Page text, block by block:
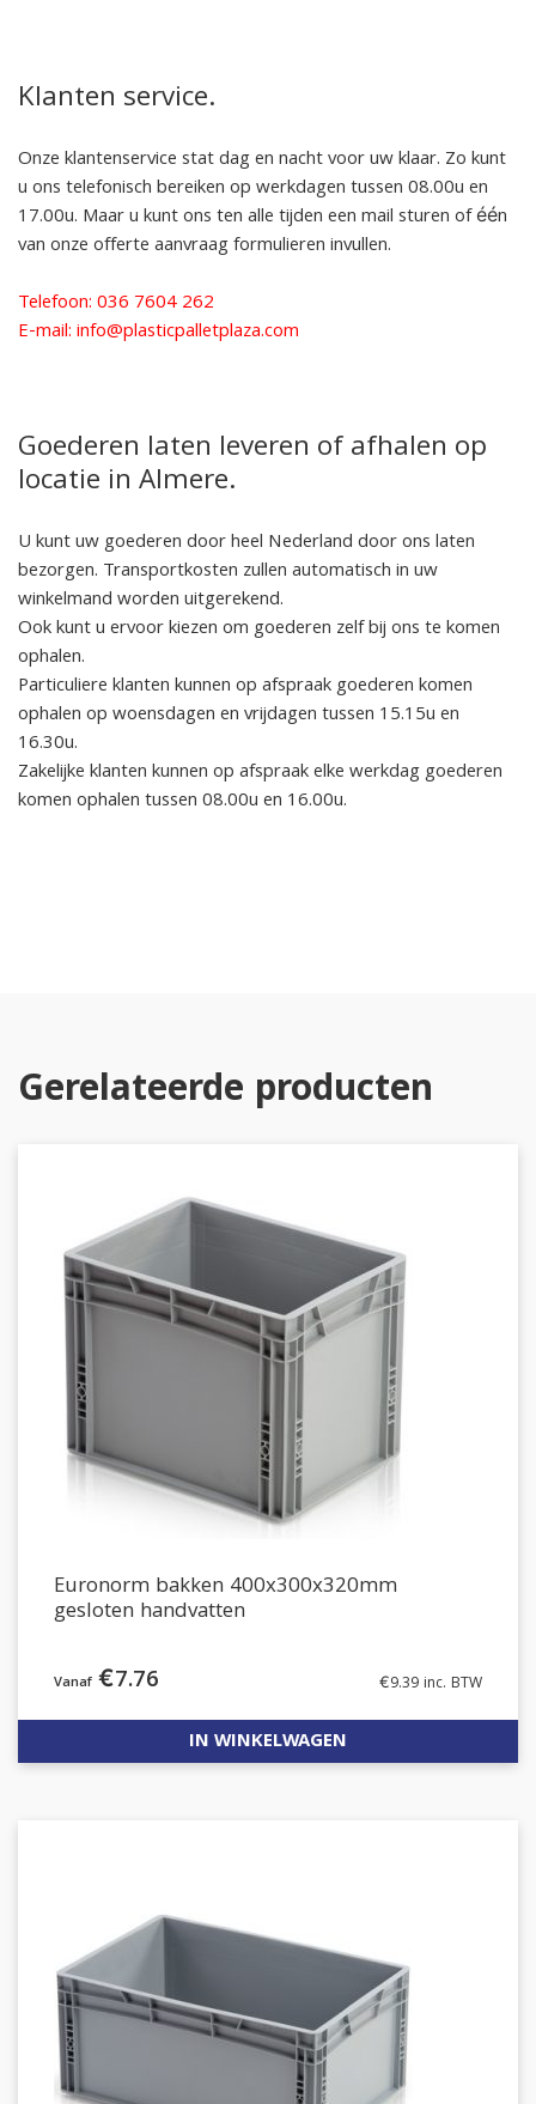
Klanten service.
Onze klantenservice stat dag en nacht voor uw klaar. Zo kunt
u ons telefonisch bereiken op werkdagen tussen 08.00u en
17.00u. Maar u kunt ons ten alle tijden een mail sturen of één
van onze offerte aanvraag formulieren invullen.
Telefoon: 036 7604 262
E-mail: info@plasticpalletplaza.com
Goederen laten leveren of afhalen op
locatie in Almere.
U kunt uw goederen door heel Nederland door ons laten
bezorgen. Transportkosten zullen automatisch in uw
winkelmand worden uitgerekend.
Ook kunt u ervoor kiezen om goederen zelf bij ons te komen
ophalen.
Particuliere klanten kunnen op afspraak goederen komen
ophalen op woensdagen en vrijdagen tussen 15.15u en
16.30u.
Zakelijke klanten kunnen op afspraak elke werkdag goederen
komen ophalen tussen 08.00u en 16.00u.
Gerelateerde producten
Euronorm bakken 400x300x320mm
gesloten handvatten
€7.76 €9.39 inc. BTW
IN WINKELWAGEN